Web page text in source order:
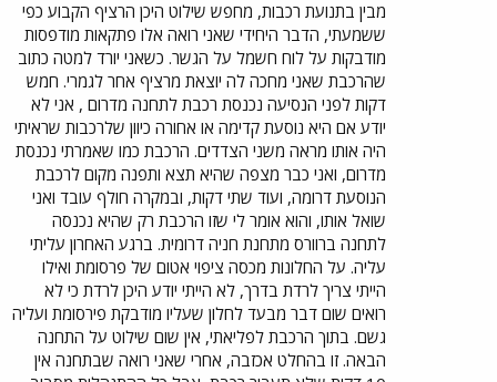
מבין בתנועת רכבות, מחפש שילוט היכן הרציף הקבוע כפי
ששמעתי, הדבר היחידי שאני רואה אלו פתקאות מודפסות
מודבקות על לוח חשמל על הגשר. כשאני יורד למטה כתוב
שהרכבת שאני מחכה לה יוצאת מרציף אחר לגמרי. חמש
דקות לפני הנסיעה נכנסת רכבת לתחנה מדרום , אני לא
יודע אם היא נוסעת קדימה או אחורה כיוון שלרכבות שראיתי
היה אותו מראה משני הצדדים. הרכבת כמו שאמרתי נכנסת
מדרום, ואני כבר מצפה שהיא תצא ותפנה מקום לרכבת
הנוסעת דרומה, ועוד שתי דקות, ובמקרה חולף עובד ואני
שואל אותו, והוא אומר לי שזו הרכבת רק שהיא נכנסה
לתחנה ברוורס מתחנת חניה דרומית. ברגע האחרון עליתי
עליה. על החלונות מכסה ציפוי אטום של פרסומת ואילו
הייתי צריך לרדת בדרך, לא הייתי יודע היכן לרדת כי לא
רואים שום דבר מבעד לחלון שעליו מודבקת פירסומת ועליה
גשם. בתוך הרכבת לפליאתי, אין שום שילוט על התחנה
הבאה. זו בהחלט אכזבה, אחרי שאני רואה שבתחנה אין